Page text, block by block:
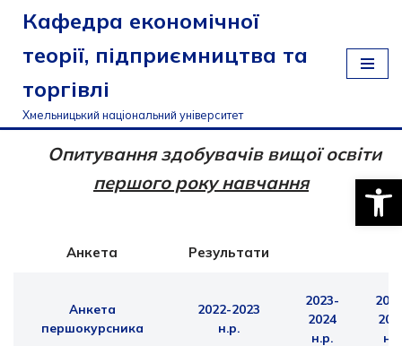
Перейти
вмісту
Кафедра економічної
теорії, підприємництва та
торгівлі
Хмельницький національний університет
Опитування здобувачів вищої освіти
першого року навчання
Анкета Результати
Анкета
першокурсника
2022-2023
н.р.
2023-
2024
н.р.
н.р